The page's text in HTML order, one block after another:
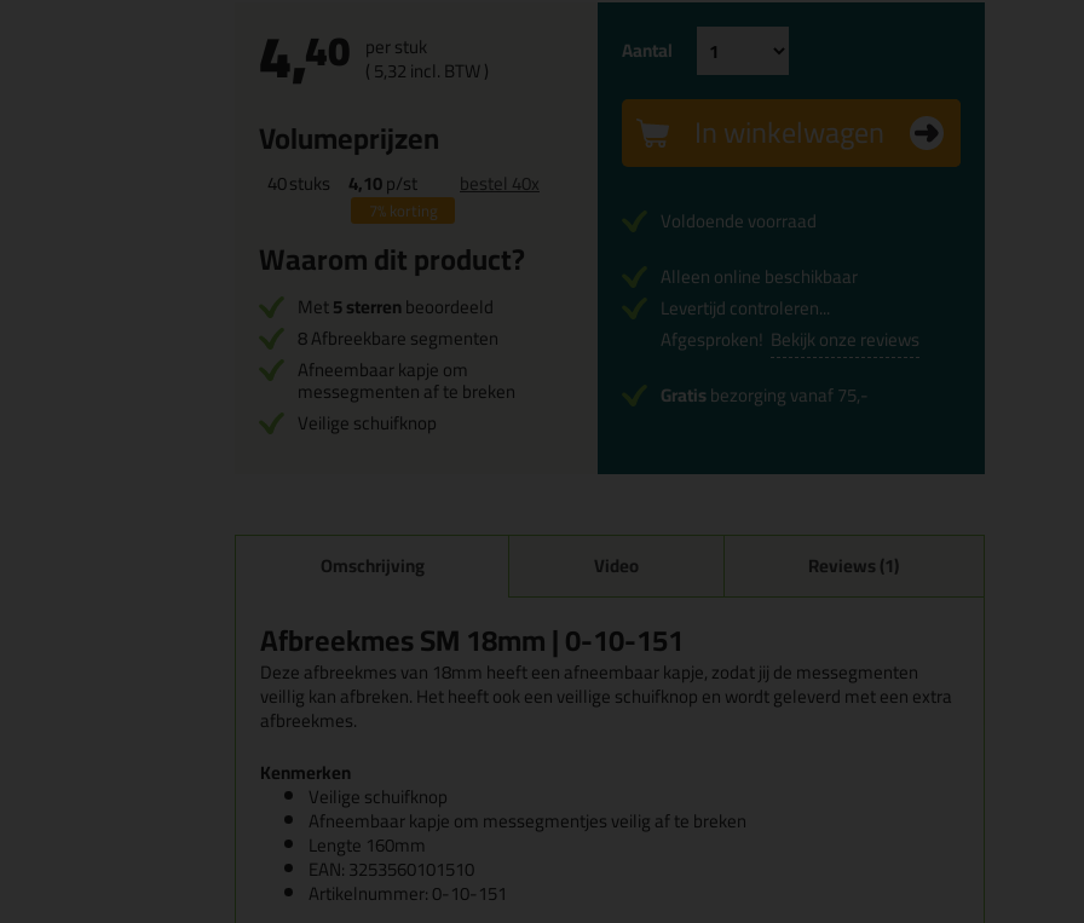
4,40 per stuk
(5,32incl. BTW )
Volumeprijzen
40stuks 4,10p/st
7%korting
bestel 40x
Waarom dit product?
Met5 sterrenbeoordeeld
8 Afbreekbare segmenten
Afneembaar kapje om
messegmenten af te breken
Veilige schuifknop
Aantal
In winkelwagen
Voldoende voorraad
Alleen online beschikbaar
Levertijd controleren...
Afgesproken! Bekijk onze reviews
Gratisbezorging vanaf 75,-
Omschrijving Video Reviews (1)
Afbreekmes SM 18mm | 0-10-151
Deze afbreekmes van 18mm heeft een afneembaar kapje, zodat jij de messegmenten
veillig kan afbreken. Het heeft ook een veillige schuifknop en wordt geleverd met een extra
afbreekmes.
Kenmerken
Veilige schuifknop
Afneembaar kapje om messegmentjes veilig af te breken
Lengte 160mm
EAN: 3253560101510
Artikelnummer: 0-10-151